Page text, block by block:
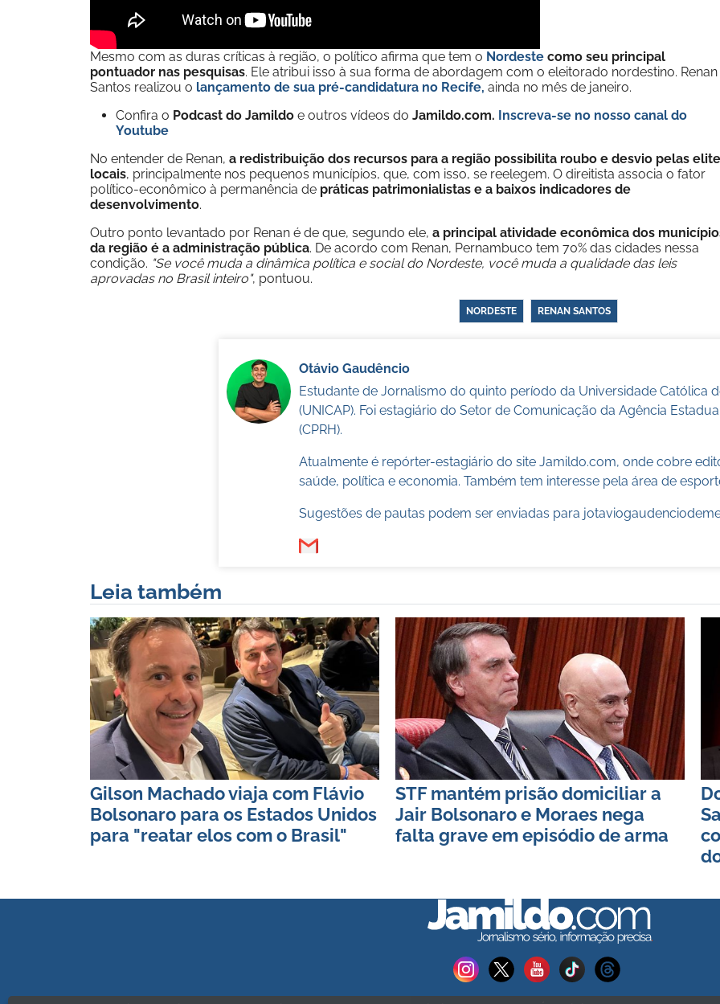
Mesmo com as duras críticas à região, o político afirma que tem o Nordeste como seu principal
pontuador nas pesquisas. Ele atribui isso à sua forma de abordagem com o eleitorado nordestino. Renan
Santos realizou o lançamento de sua pré-candidatura no Recife, ainda no mês de janeiro.
Confira o Podcast do Jamildo e outros vídeos do Jamildo.com. Inscreva-se no nosso canal do
Youtube
No entender de Renan, a redistribuição dos recursos para a região possibilita roubo e desvio pelas
locais, principalmente nos pequenos municípios, que, com isso, se reelegem. O direitista associa o fator
político-econômico à permanência de práticas patrimonialistas e a baixos indicadores de
desenvolvimento.
Outro ponto levantado por Renan é de que, segundo ele, a principal atividade econômica dos
da região é a administração pública. De acordo com Renan, Pernambuco tem 70% das cidades nessa
condição. "Se você muda a dinâmica política e social do Nordeste, você muda a qualidade das leis
aprovadas no Brasil inteiro", pontuou.
NORDESTE RENAN SANTOS
Otávio Gaudêncio
Estudante de Jornalismo do quinto período da Universidade Católica
(UNICAP). Foi estagiário do Setor de Comunicação da Agência
(CPRH).
Atualmente é repórter-estagiário do site Jamildo.com, onde cobre
saúde, política e economia. Também tem interesse pela área de
Sugestões de pautas podem ser enviadas para
Leia também
Gilson Machado viaja com Flávio
Bolsonaro para os Estados Unidos
para "reatar elos com o Brasil"
STF mantém prisão domiciliar a
Jair Bolsonaro e Moraes nega
falta grave em episódio de arma